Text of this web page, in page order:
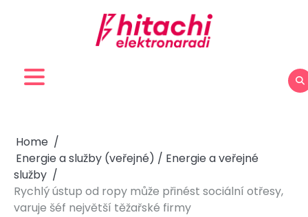
Home
Energie a služby (veřejné) / Energie a veřejné
služby
Rychlý ústup od ropy může přinést sociální otřesy,
varuje šéf největší těžařské firmy